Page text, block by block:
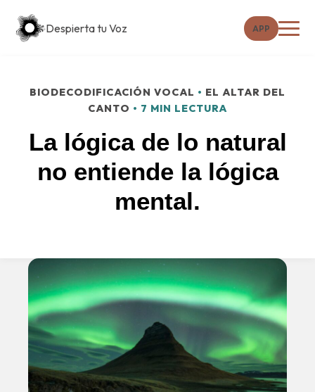
Despierta tu Voz APP
BIODECODIFICACIÓN VOCAL • EL ALTAR DEL
CANTO • 7 MIN LECTURA
La lógica de lo natural
no entiende la lógica
mental.